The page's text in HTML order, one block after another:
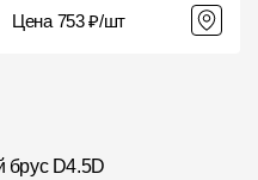
Цена 753 ₽/шт
брус D4.5D